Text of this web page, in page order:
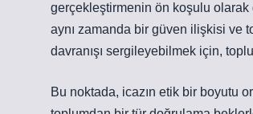
gerçekleştirmenin ön koşulu olarak
aynı zamanda bir güven ilişkisi ve
davranışı sergileyebilmek için,
Bu noktada, icazın etik bir boyutu